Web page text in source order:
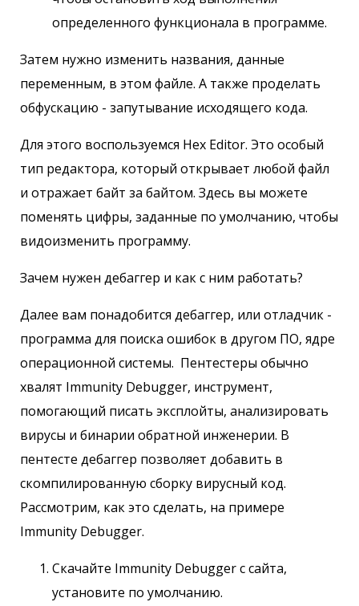
определенного функционала в программе.
Затем нужно изменить названия, данные
переменным, в этом файле. А также проделать
обфускацию - запутывание исходящего кода.
Для этого воспользуемся Hex Editor. Это особый
тип редактора, который открывает любой файл
и отражает байт за байтом. Здесь вы можете
поменять цифры, заданные по умолчанию, чтобы
видоизменить программу.
Зачем нужен дебаггер и как с ним работать?
Далее вам понадобится дебаггер, или отладчик -
программа для поиска ошибок в другом ПО, ядре
операционной системы. Пентестеры обычно
хвалят Immunity Debugger, инструмент,
помогающий писать эксплойты, анализировать
вирусы и бинарии обратной инженерии. В
пентесте дебаггер позволяет добавить в
скомпилированную сборку вирусный код.
Рассмотрим, как это сделать, на примере
Immunity Debugger.
Скачайте Immunity Debugger с сайта,
установите по умолчанию.